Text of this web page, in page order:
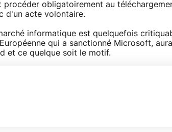
obligatoirement au
d'un acte volontaire.
informatique est quelquefois
qui a sanctionné Microsoft,
et ce quelque soit le motif.